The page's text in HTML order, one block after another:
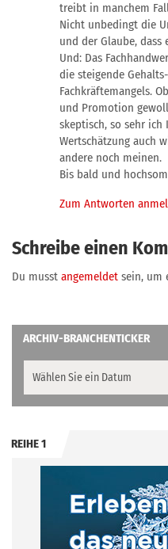
treibt in manchem
Nicht unbedingt die
und der Glaube,
Und: Das
die steigende
Fachkräftemangels.
und Promotion
skeptisch, so sehr
Wertschätzung auch
andere noch meinen.
Bis bald und
Zum Antworten
Schreibe einen
Du musst angemeldet sein, um
ARCHIV-BRANCHENTICKER
REIHE 1